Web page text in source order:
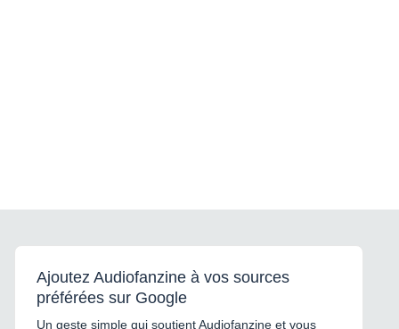
Ajoutez Audiofanzine à vos sources
préférées sur Google
Un geste simple qui soutient Audiofanzine et vous